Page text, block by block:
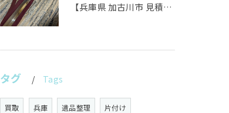
【兵庫県 加古川市 見積り 日本刀 刀剣 武具】
タグ Tags
買取 兵庫 遺品整理 片付け